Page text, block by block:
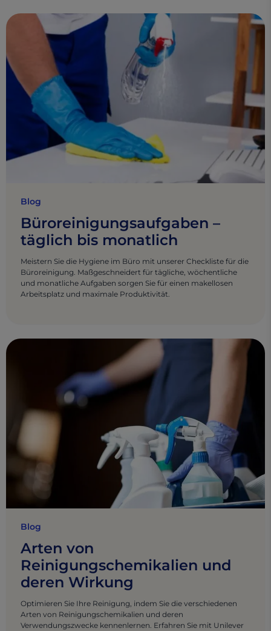
Blog
Büroreinigungsaufgaben –
täglich bis monatlich
Meistern Sie die Hygiene im Büro mit unserer Checkliste für die
Büroreinigung. Maßgeschneidert für tägliche, wöchentliche
und monatliche Aufgaben sorgen Sie für einen makellosen
Arbeitsplatz und maximale Produktivität.
Blog
Arten von
Reinigungschemikalien und
deren Wirkung
Optimieren Sie Ihre Reinigung, indem Sie die verschiedenen
Arten von Reinigungschemikalien und deren
Verwendungszwecke kennenlernen. Erfahren Sie mit Unilever